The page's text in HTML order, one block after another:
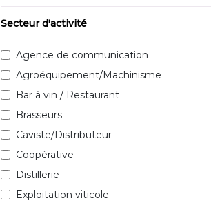
Secteur d'activité
Agence de communication
Agroéquipement/Machinisme
Bar à vin / Restaurant
Brasseurs
Caviste/Distributeur
Coopérative
Distillerie
Exploitation viticole